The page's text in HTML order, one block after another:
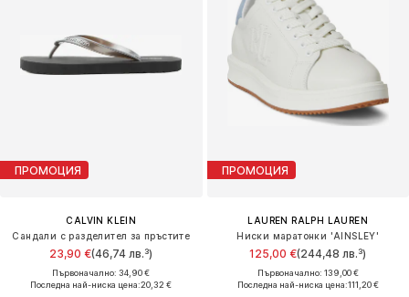
ПРОМОЦИЯ
CALVIN KLEIN
Сандали с разделител за пръстите
23,90 €(46,74 лв.³)
Първоначално: 34,90 €
Последна най-ниска цена:20,32 €
ПРОМОЦИЯ
LAUREN RALPH LAUREN
Ниски маратонки 'AINSLEY'
125,00 €(244,48 лв.³)
Първоначално: 139,00 €
Последна най-ниска цена:111,20 €